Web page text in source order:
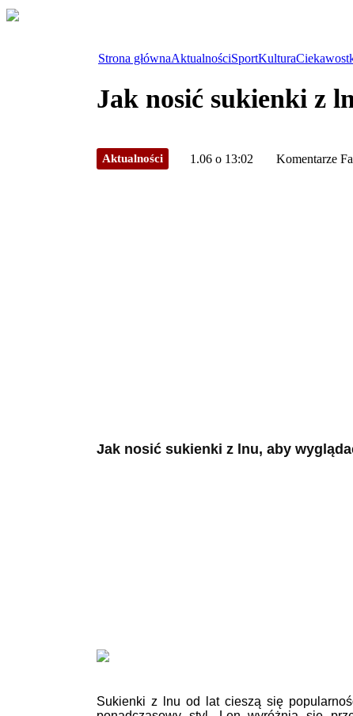
Strona głównaAktualnościSportKultura
Jak nosić sukienki z
Aktualności 1.06 o 13:02 Komentarze
Jak nosić sukienki z lnu, aby
Sukienki z lnu od lat cieszą się